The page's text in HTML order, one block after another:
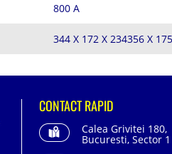
800 A
344 X 172 X 234356 X
CONTACT RAPID
Calea Grivitei 180,
Bucuresti, Sector 1